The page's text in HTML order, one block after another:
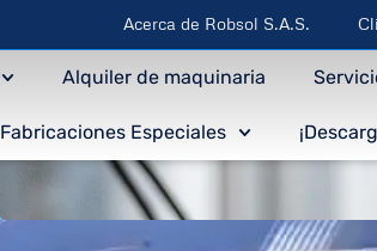
Acerca de Robsol S.A.S.
Alquiler de maquinaria
Fabricaciones Especiales